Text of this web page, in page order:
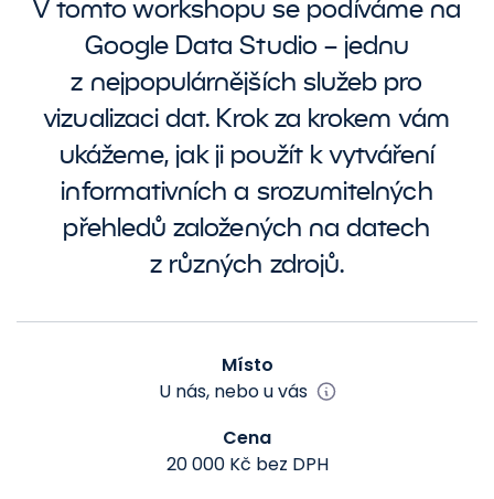
V tomto workshopu se podíváme na
Google Data Studio – jednu
z nejpopulárnějších služeb pro
vizualizaci dat. Krok za krokem vám
ukážeme, jak ji použít k vytváření
informativních a srozumitelných
přehledů založených na datech
z různých zdrojů.
Místo
U nás, nebo u vás
Cena
20 000 Kč bez DPH